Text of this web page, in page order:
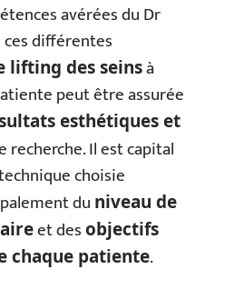
avérées du Dr
différentes
lifting des seinsà
peut être assurée
esthétiques et
recherche. Il est capital
choisie
du niveau de
et desobjectifs
chaque patiente.